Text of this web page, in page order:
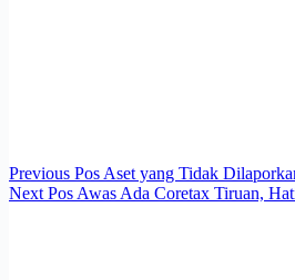
Previous Pos Aset yang Tidak
Next Pos Awas Ada Coretax Tiruan,